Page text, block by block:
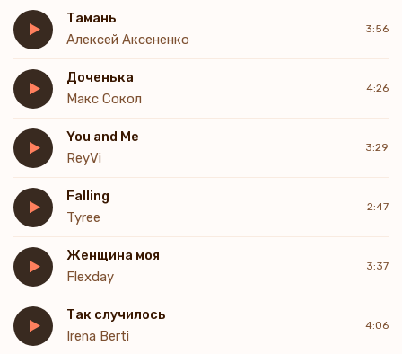
Тамань
Алексей Аксененко
3:56
Доченька
Макс Сокол
4:26
You and Me
ReyVi
3:29
Falling
Tyree
2:47
Женщина моя
Flexday
3:37
Так случилось
Irena Berti
4:06